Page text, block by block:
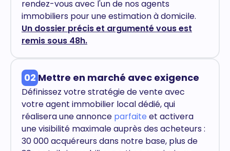
rendez-vous avec l'un de nos agents
immobiliers pour une estimation à domicile.
Un dossier précis et argumenté vous est
remis sous 48h.
02 Mettre en marché avec exigence
Définissez votre stratégie de vente avec
votre agent immobilier local dédié, qui
réalisera une annonce parfaite et activera
une visibilité maximale auprès des acheteurs :
30 000 acquéreurs dans notre base, plus de